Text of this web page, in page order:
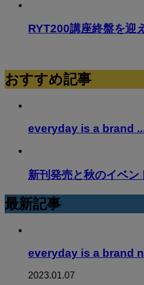
RYT200講座終盤を迎
おすすめ記事
everyday is a brand
新刊発売と秋のイベン
最新記事
everyday is a brand
2023.01.07